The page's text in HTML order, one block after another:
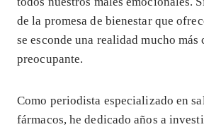
de la promesa de bienestar que
se esconde una realidad mucho más
preocupante.
Como periodista especializado en
fármacos, he dedicado años a